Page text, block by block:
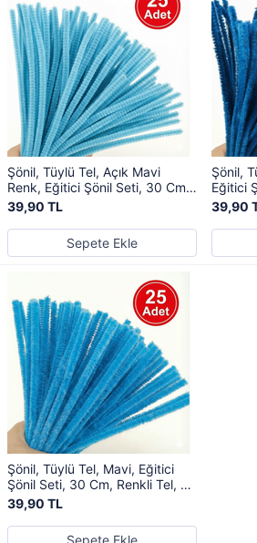
Şönil, Tüylü Tel, Açık Mavi
Renk, Eğitici Şönil Seti, 30 Cm,
Renkli Tel, 25 Adet, Peluş
Çubuklar
39,90 TL
Sepete Ekle
Şönil,
Eğitici
Tel, 25
39,90
Şönil, Tüylü Tel, Mavi, Eğitici
Şönil Seti, 30 Cm, Renkli Tel, 25
Adet, Peluş Çubuklar
39,90 TL
Sepete Ekle